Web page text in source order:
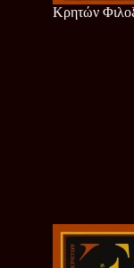
Κρητών